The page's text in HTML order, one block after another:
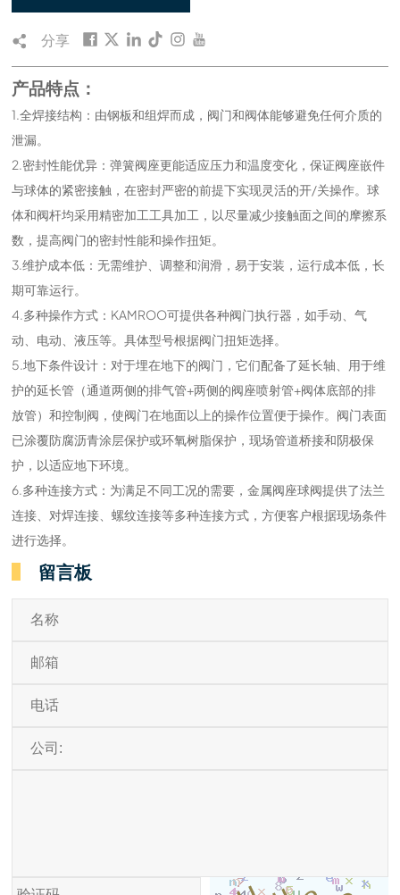
分享
产品特点：
1.全焊接结构：由钢板和组焊而成，阀门和阀体能够避免任何介质的
泄漏。
2.密封性能优异：弹簧阀座更能适应压力和温度变化，保证阀座嵌件
与球体的紧密接触，在密封严密的前提下实现灵活的开/关操作。球
体和阀杆均采用精密加工工具加工，以尽量减少接触面之间的摩擦系
数，提高阀门的密封性能和操作扭矩。
3.维护成本低：无需维护、调整和润滑，易于安装，运行成本低，长
期可靠运行。
4.多种操作方式：KAMROO可提供各种阀门执行器，如手动、气
动、电动、液压等。具体型号根据阀门扭矩选择。
5.地下条件设计：对于埋在地下的阀门，它们配备了延长轴、用于维
护的延长管（通道两侧的排气管+两侧的阀座喷射管+阀体底部的排
放管）和控制阀，使阀门在地面以上的操作位置便于操作。阀门表面
已涂覆防腐沥青涂层保护或环氧树脂保护，现场管道桥接和阴极保
护，以适应地下环境。
6.多种连接方式：为满足不同工况的需要，金属阀座球阀提供了法兰
连接、对焊连接、螺纹连接等多种连接方式，方便客户根据现场条件
进行选择。
留言板